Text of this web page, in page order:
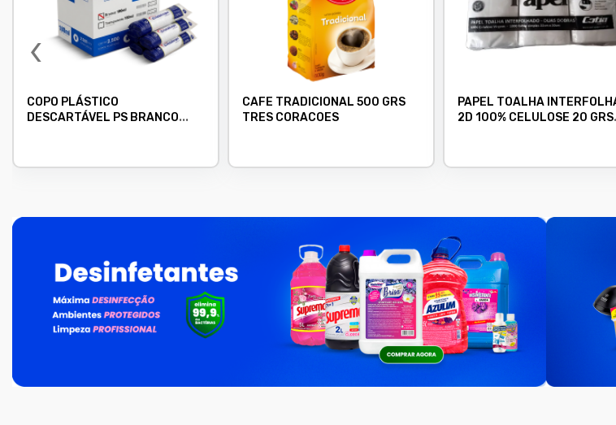
COPO PLÁSTICO
DESCARTÁVEL PS BRANCO
CAFE TRADICIONAL 500 GRS
TRES CORACOES
PAPEL TOALHA
2D 100% CELULOSE 20 GRS
‹